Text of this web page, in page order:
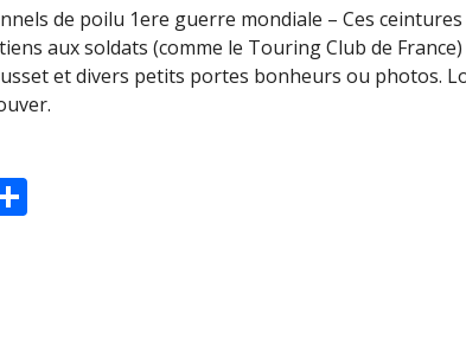
de poilu 1ere guerre mondiale – Ces
aux soldats (comme le Touring Club de
et divers petits portes bonheurs ou photos.